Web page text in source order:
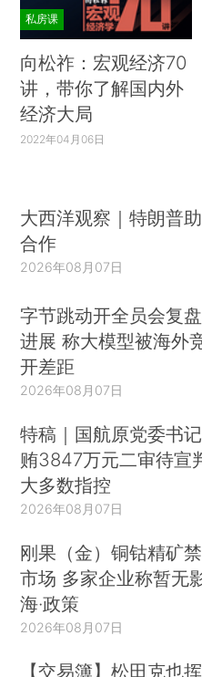
私房课
向松祚：宏观经济70
讲，带你了解国内外
经济大局
2022年04月06日
大西洋观察｜特朗普
合作
2026年08月07日
字节跳动开全员会复
进展 称大模型被海外
开差距
2026年08月07日
特稿｜国航原党委书
贿3847万元二审待宣
大多数指控
2026年08月07日
刚果（金）铜钴精矿
市场 多家企业称暂无
海·政策
2026年08月07日
【交易簿】松田克也